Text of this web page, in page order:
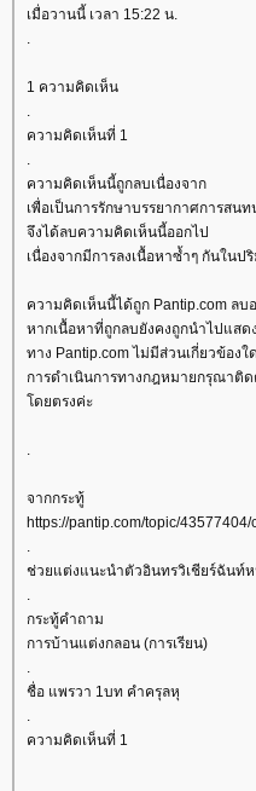
เมื่อวานนี้ เวลา 15:22 น.
1 ความคิดเห็น
ความคิดเห็นที่ 1
ความคิดเห็นนี้ถูกลบเนื่องจาก
เพื่อเป็นการรักษาบรรยากาศการสน
จึงได้ลบความคิดเห็นนี้ออกไป
เนื่องจากมีการลงเนื้อหาซ้ำๆ กันใน
ความคิดเห็นนี้ได้ถูก Pantip.com ลบ
หากเนื้อหาที่ถูกลบยังคงถูกนำไปแสด
ทาง Pantip.com ไม่มีส่วนเกี่ยวข้อง
การดำเนินการทางกฎหมายกรุณาติ
ดยตรงค่ะ
จากกระทู้
https://pantip.com/topic/43577404/
ช่วยแต่งแนะนำตัวอินทรวิเชียร์ฉันท์ห
กระทู้คำถาม
การบ้านแต่งกลอน (การเรียน)
ชื่อ แพรวา 1บท คำครุลหุ
ความคิดเห็นที่ 1